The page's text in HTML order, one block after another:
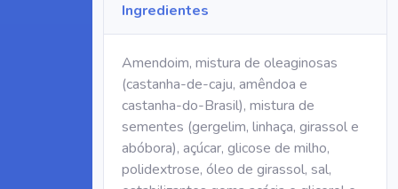
Ingredientes
Amendoim, mistura de oleaginosas
(castanha-de-caju, amêndoa e
castanha-do-Brasil), mistura de
sementes (gergelim, linhaça, girassol e
abóbora), açúcar, glicose de milho,
polidextrose, óleo de girassol, sal,